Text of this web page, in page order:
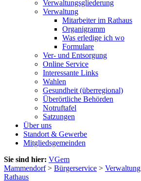
Verwaltungsgliederung
Verwaltung
Mitarbeiter im Rathaus
Organigramm
Was erledige ich wo
Formulare
Ver- und Entsorgung
Online Service
Interessante Links
Wahlen
Gesundheit (überregional)
Überörtliche Behörden
Notruftafel
Satzungen
Über uns
Standort & Gewerbe
Mitgliedsgemeinden
Sie sind hier: VGem
Mammendorf> Bürgerservice > Verwaltung
Rathaus